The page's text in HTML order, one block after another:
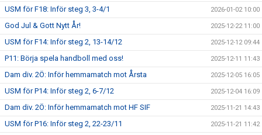
USM för F18: Inför steg 3, 3-4/1 2026-01-02 10:00
God Jul & Gott Nytt År! 2025-12-22 11:00
USM för F14: Inför steg 2, 13-14/12 2025-12-12 09:44
P11: Börja spela handboll med oss! 2025-12-11 11:43
Dam div. 2Ö: Inför hemmamatch mot Årsta 2025-12-05 16:05
USM för P14: Inför steg 2, 6-7/12 2025-12-04 16:09
Dam div. 2Ö: Inför hemmamatch mot HF SIF 2025-11-21 14:43
USM för P16: Inför steg 2, 22-23/11 2025-11-21 11:42